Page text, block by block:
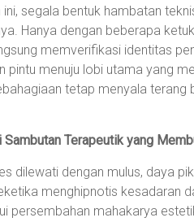
segala bentuk hambatan
Hanya dengan beberapa
memverifikasi identitas
pintu menuju lobi utama yang
tetap menyala terang
Terapeutik yang
dilewati dengan mulus, daya
menghipnotis kesadaran
persembahan mahakarya